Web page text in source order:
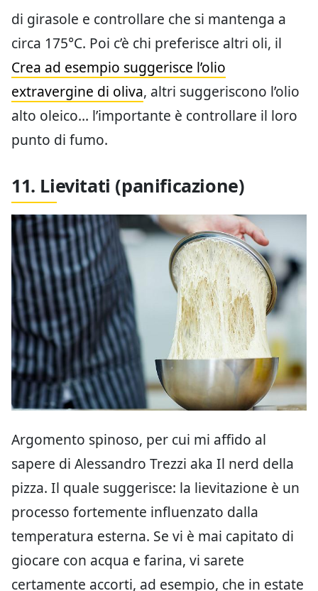
di girasole e controllare che si mantenga a
circa 175°C. Poi c’è chi preferisce altri oli, il
Crea ad esempio suggerisce l’olio
extravergine di oliva, altri suggeriscono l’olio
alto oleico… l’importante è controllare il loro
punto di fumo.
11. Lievitati (panificazione)
Argomento spinoso, per cui mi affido al
sapere di Alessandro Trezzi aka Il nerd della
pizza. Il quale suggerisce: la lievitazione è un
processo fortemente influenzato dalla
temperatura esterna. Se vi è mai capitato di
giocare con acqua e farina, vi sarete
certamente accorti, ad esempio, che in estate